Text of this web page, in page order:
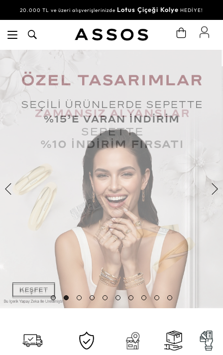
20.000 TL ve üzeri alışverişlerinizde Lotus Çiçeği Kolye HEDİYE!